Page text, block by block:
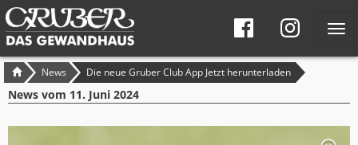
Seitennavigation
Brotkrumen-
Navigation
News Die neue Gruber Club App Jetzt herunterladen
News vom 11. Juni 2024